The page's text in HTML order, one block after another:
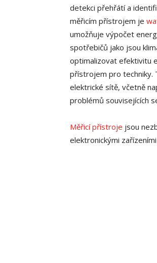
detekci přehřátí a
měřicím přístrojem je
umožňuje výpočet
spotřebičů jako jsou
optimalizovat efektivitu
přístrojem pro techniky.
elektrické sítě, včetně
problémů souvisejících
Měřicí přístroje jsou
elektronickými